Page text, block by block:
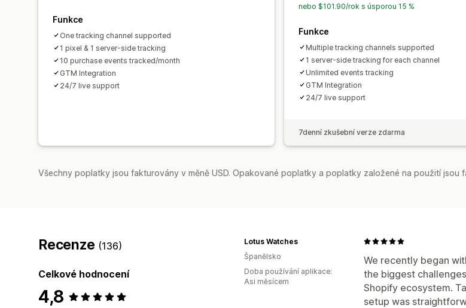
Funkce
One tracking channel supported
1 pixel & 1 server-side tracking
10 purchase events tracked/month
GTM Integration
24/7 live support
nebo $101.90/rok s úsporou 15 %
Funkce
Multiple tracking channels supported
1 server-side tracking for each channel
Unlimited events tracking
GTM Integration
24/7 live support
7denní zkušební verze zdarma
Všechny poplatky jsou fakturovány v měně USD. Opakované poplatky a poplatky založené na použití jsou
Recenze (136)
Celkové hodnocení
4,8
We recently began
the biggest
Shopify ecosystem.
setup was
Lotus Watches
Španělsko
Doba používání aplikace:
Asi měsícem